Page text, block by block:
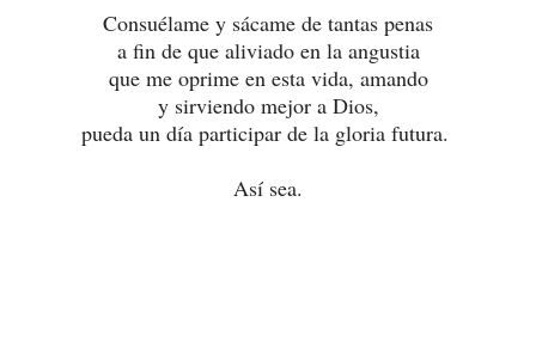
Consuélame y sácame de tantas penas
a fin de que aliviado en la angustia
que me oprime en esta vida, amando
y sirviendo mejor a Dios,
pueda un día participar de la gloria futura.
Así sea.